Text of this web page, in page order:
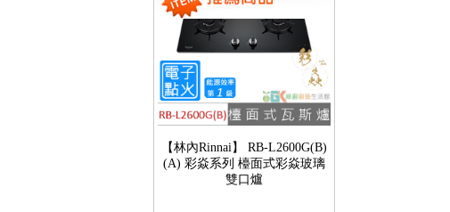
【林內Rinnai】 RB-L2600G(B)
(A) 彩焱系列 檯面式彩焱玻璃
雙口爐